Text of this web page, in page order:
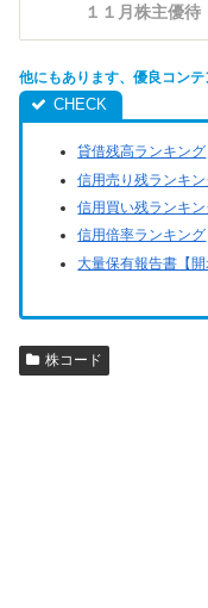
１１月株主優待
他にもあります、優良コンテ
貸借残高ランキング
信用売り残ランキ
信用買い残ランキ
信用倍率ランキング
大量保有報告書【開
株コード